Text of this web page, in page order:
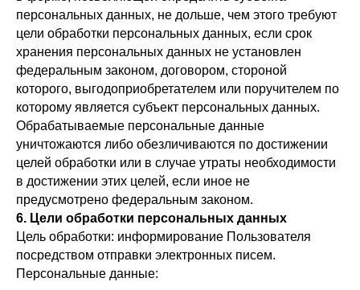
персональных данных, не дольше, чем этого требуют
цели обработки персональных данных, если срок
хранения персональных данных не установлен
федеральным законом, договором, стороной
которого, выгодоприобретателем или поручителем по
которому является субъект персональных данных.
Обрабатываемые персональные данные
уничтожаются либо обезличиваются по достижении
целей обработки или в случае утраты необходимости
в достижении этих целей, если иное не
предусмотрено федеральным законом.
6. Цели обработки персональных данных
Цель обработки: информирование Пользователя
посредством отправки электронных писем.
Персональные данные: